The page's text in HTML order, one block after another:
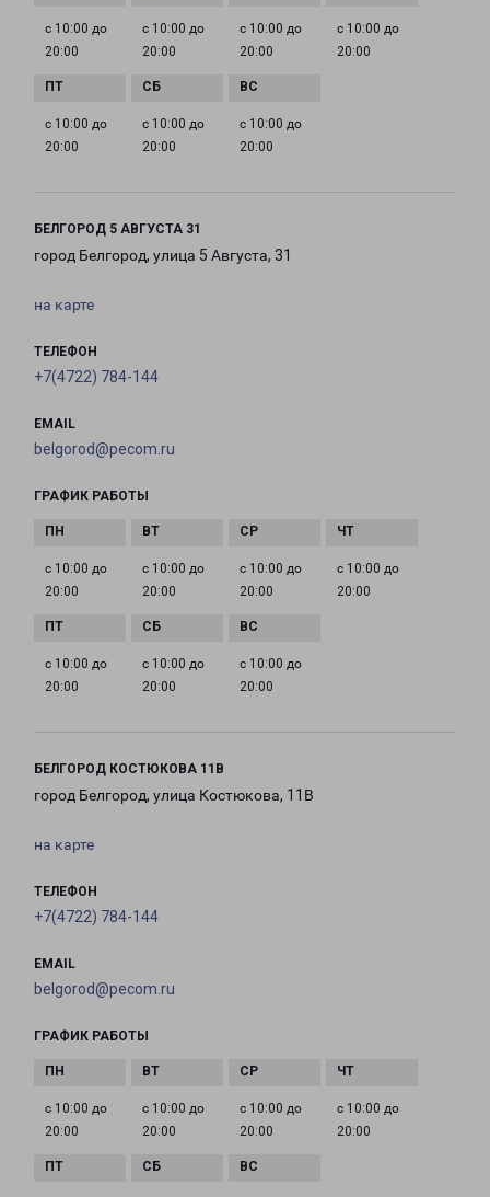
с 10:00 до
20:00
с 10:00 до
20:00
с 10:00 до
20:00
с 10:00 до
20:00
с 10:00 до
20:00
с 10:00 до
20:00
с 10:00 до
20:00
БЕЛГОРОД 5 АВГУСТА 31
город Белгород, улица 5 Августа, 31
на карте
ТЕЛЕФОН
+7(4722) 784-144
EMAIL
belgorod@pecom.ru
ГРАФИК РАБОТЫ
с 10:00 до
20:00
с 10:00 до
20:00
с 10:00 до
20:00
с 10:00 до
20:00
с 10:00 до
20:00
с 10:00 до
20:00
с 10:00 до
20:00
БЕЛГОРОД КОСТЮКОВА 11В
город Белгород, улица Костюкова, 11В
на карте
ТЕЛЕФОН
+7(4722) 784-144
EMAIL
belgorod@pecom.ru
ГРАФИК РАБОТЫ
с 10:00 до
20:00
с 10:00 до
20:00
с 10:00 до
20:00
с 10:00 до
20:00